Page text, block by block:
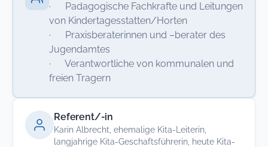
· Padagogische Fachkrafte und Leitungen
von Kindertagesstatten/Horten
· Praxisberaterinnen und –berater des
Jugendamtes
· Verantwortliche von kommunalen und
freien Tragern
Referent/-in
Karin Albrecht, ehemalige Kita-Leiterin,
langjahrige Kita-Geschaftsführerin, heute Kita-